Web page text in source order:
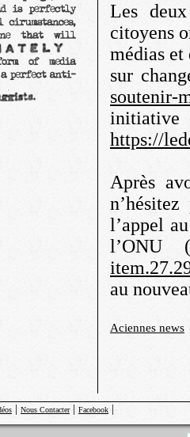
Les
citoyens
médias
sur
soutenir-
initiative
https://
Après
l’appel
l’ONU
au
Aciennes news
| Nous Contacter| Facebook |